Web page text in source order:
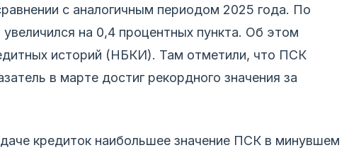
с аналогичным периодом 2025 года. По
на 0,4 процентных пункта. Об этом
историй (НБКИ). Там отметили, что ПСК
в марте достиг рекордного значения за
кредиток наибольшее значение ПСК в минувшем